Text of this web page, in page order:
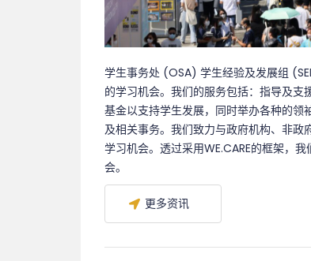
学生事务处 (OSA) 学生经验及发展组
的学习机会。我们的服务包括：指导及
基金以支持学生发展，同时举办各种的
及相关事务。我们致力与政府机构、非
学习机会。透过采用WE.CARE的框架，
会。
更多资讯